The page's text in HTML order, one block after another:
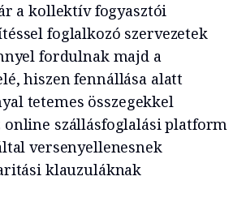
a kollektív fogyasztói
foglalkozó szervezetek
fordulnak majd a
hiszen fennállása alatt
tetemes összegekkel
online szállásfoglalási platform
versenyellenesnek
klauzuláknak